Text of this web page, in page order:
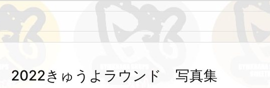
2022きゅうよラウンド 写真集